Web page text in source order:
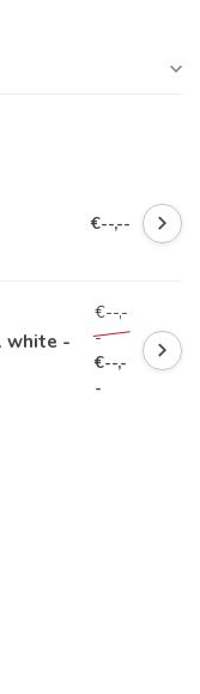
€--,--
white -
€--,-
-
€--,-
-